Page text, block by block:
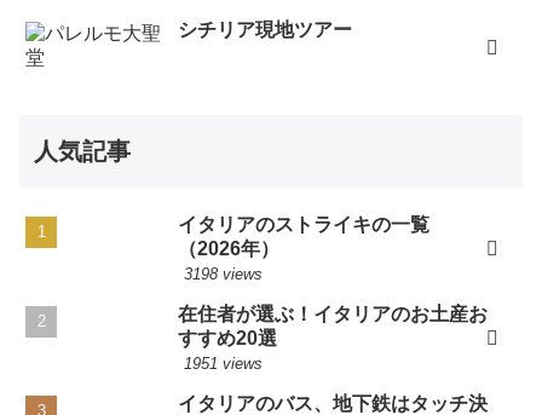
シチリア現地ツアー
人気記事
イタリアのストライキの一覧
（2026年）
3198 views
在住者が選ぶ！イタリアのお土産お
すすめ20選
1951 views
イタリアのバス、地下鉄はタッチ決